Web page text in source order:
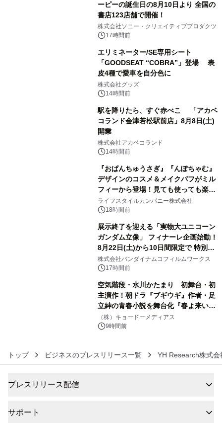
ーピーの誕生日の8月10日より 全国の
書店123店舗で開催！
株式会社ソニー・クリエイティブプロダクツ
17時間前
エリミネーター/SE専用シート
「GOODSEAT “COBRA”」登場 表
皮4種で愛車を自分色に
株式会社グッズ
14時間前
駅を降りたら、すぐ赤べこ 「アカベ
コランド会津若松駅前店」8月8日(土)
開業
株式会社アカベコランド
14時間前
『おぱんちゅうさぎ』『んぽちゃむ』
デザインのコスメ＆メイクパフがミル
フィーから登場！見ても使っても楽し
い、ポップでキュートなコレクショ
ン。
ライフスタイルカンパニー株式会社
18時間前
展示終了を迎える「実物大ユニコーン
ガンダム立像」 フィナーレ企画始動！
8月22日(土)から10日間限定で 特別映
像『UNICORN GUNDAM Statue ―
BEYOND POSSIBILITY ―』を上映！
株式会社バンダイナムコフィルムワークス
17時間前
空気階段・水川かたまり 初舞台・初
主演作！朝ドラ『ブギウギ』作者・足
立紳の青春小説を舞台化『春よ来い、
マジで来い』キービジュアル解禁！
（株）キョードーメディアス
9時間前
トップ ビジネスのプレスリリース一覧 YH Research株式会
プレスリリース配信
サポート